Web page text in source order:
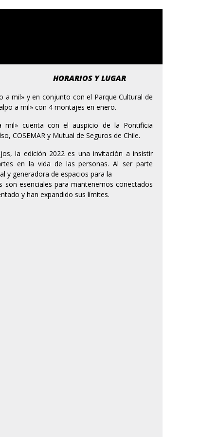
HORARIOS Y LUGAR
a mil» y en conjunto con el Parque Cultural de
a mil» con 4 montajes en enero.
mil» cuenta con el auspicio de la Pontificia
COSEMAR y Mutual de Seguros de Chile.
la edición 2022 es una invitación a insistir
en la vida de las personas. Al ser parte
y generadora de espacios para la
son esenciales para mantenernos conectados
y han expandido sus límites.